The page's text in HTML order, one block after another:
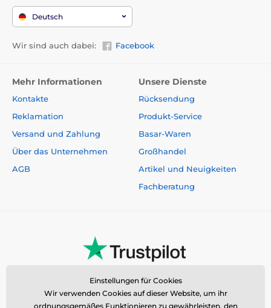
M, kleinere mittlere Hunderasse: Hundehöhe 30 -
40 cm, - Bichon, Basset Hound, Terrier Brasileiro,
Schnauzer, Beagle
L(55 x 60 x 60 cm), mittlere Hunderasse,
XL(60 x 70 x 63 cm), größere mittlere Rasse, Höhe
des Hundes 45 - 55 cm - Bearded Collie, Chow-
60 cm - Airedale Terrier, Australian Shepherd,
Eurasier, Epagneul Francais
Technische Spezifikationen können ohne vorherige
Das Produkt ist in Kategorien eingeteilt
Betten, Hütten, Taschen Häuser
Für kleine Hunde
Deutsch
Wir sind auch dabei: Facebook
Mehr Informationen
Kontakte
Reklamation
Versand und Zahlung
Über das Unternehmen
AGB
Unsere Dienste
Rücksendung
Produkt-Service
Basar-Waren
Großhandel
Artikel und Neuigkeiten
Fachberatung
Einstellungen für Cookies
Wir verwenden Cookies auf dieser Website, um ihr
ordnungsgemäßes Funktionieren zu gewährleisten, den